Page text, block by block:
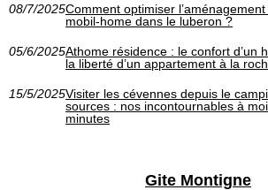
08/7/2025Comment optimiser
mobil-home dans le luberon ?
05/6/2025Athome résidence : le confort d’un
la liberté d’un appartement à la
15/5/2025Visiter les cévennes depuis le
sources : nos incontournables à
minutes
Gite Montigne